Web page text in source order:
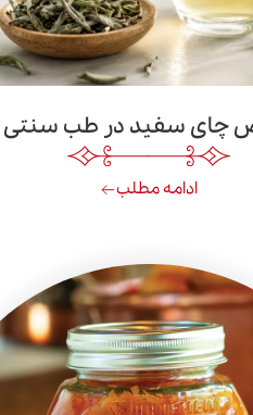
چای سفید در طب سنتی
ادامه مطلب